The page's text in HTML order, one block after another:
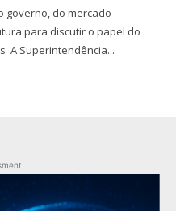
governo, do mercado
para discutir o papel do
seguro na estruturação de projetos A Superintendência...